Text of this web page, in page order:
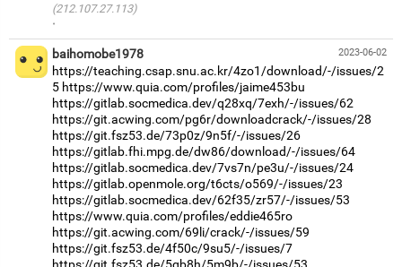
(212.107.27.113)
·
2023-06-02
baihomobe1978
https://teaching.csap.snu.ac.kr/4zo1/download/-/issues/2
5 https://www.quia.com/profiles/jaime453bu
https://gitlab.socmedica.dev/q28xq/7exh/-/issues/62
https://git.acwing.com/pg6r/downloadcrack/-/issues/28
https://git.fsz53.de/73p0z/9n5f/-/issues/26
https://gitlab.fhi.mpg.de/dw86/download/-/issues/64
https://gitlab.socmedica.dev/7vs7n/pe3u/-/issues/24
https://gitlab.openmole.org/t6cts/o569/-/issues/23
https://gitlab.socmedica.dev/62f35/zr57/-/issues/53
https://www.quia.com/profiles/eddie465ro
https://git.acwing.com/69li/crack/-/issues/59
https://git.fsz53.de/4f50c/9su5/-/issues/7